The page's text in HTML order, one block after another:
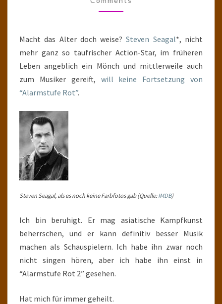
Macht das Alter doch weise?Steven Seagal*, nicht
mehr ganz so taufrischer Action-Star, im früheren
Leben angeblich ein Mönch und mittlerweile auch
zum Musiker gereift, will keine Fortsetzung von
“Alarmstufe Rot”.
Steven Seagal, als es noch keine Farbfotos gab (Quelle:IMDB)
Ich bin beruhigt. Er mag asiatische Kampfkunst
beherrschen, und er kann definitiv besser Musik
machen als Schauspielern. Ich habe ihn zwar noch
nicht singen hören, aber ich habe ihn einst in
“Alarmstufe Rot 2” gesehen.
Hat mich für immer geheilt.